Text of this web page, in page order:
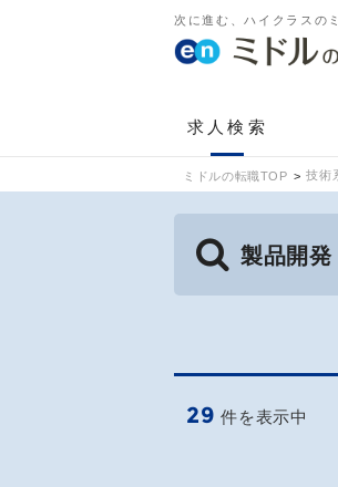
次に進む、ハイクラスの
求人検索
ミドルの転職TOP 技術
製品開発
29 件を表示中